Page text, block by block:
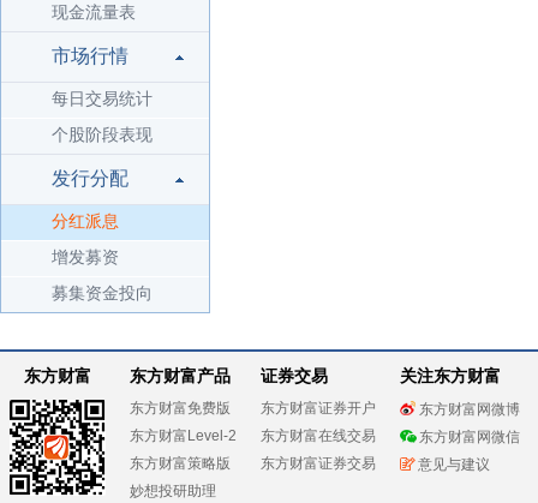
现金流量表
市场行情
每日交易统计
个股阶段表现
发行分配
分红派息
增发募资
募集资金投向
东方财富 东方财富产品
东方财富免费版
东方财富Level-2
东方财富策略版
妙想投研助理
证券交易
东方财富证券开户
东方财富在线交易
东方财富证券交易
关注东方财富
东方财富网微博
东方财富网微信
意见与建议